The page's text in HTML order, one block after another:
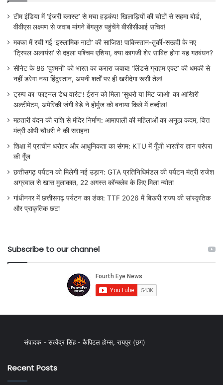
टीम इंडिया में ‘इंजरी ब्लास्ट’ से मचा हड़कंप! खिलाड़ियों की चोटों से सहमा बोर्ड,
वीवीएस लक्ष्मण से जवाब मांगने बेंगलुरु पहुंचेंगे बीसीसीआई सचिव!
मक्का में रची गई ‘इस्लामिक नाटो’ की साजिश! पाकिस्तान-तुर्की-सऊदी के नए
‘ट्रिपल अलायंस’ से दहला पश्चिम एशिया, क्या कागजी शेर साबित होगा यह गठबंधन?
सीनेट के 86 ‘दुश्मनों’ को भारत का करारा जवाब! ‘लिंडसे ग्राहम एक्ट’ की धमकी से
नहीं डरेगा नया हिंदुस्तान, अपनी शर्तों पर ही खरीदेगा रूसी तेल!
ट्रम्प का ‘फाइनल डेथ वारंट’! ईरान को मिला ‘सुधरो या मिट जाओ’ का आखिरी
अल्टीमेटम, अमेरिकी जंगी बेड़े ने होर्मुज को बनाया किले में तब्दील!
महतारी वंदन की राशि से मंदिर निर्माण: आमापाली की महिलाओं का अनूठा कदम, वित्त
मंत्री ओपी चौधरी ने की सराहना
शिक्षा में प्राचीन धरोहर और आधुनिकता का संगम: KTU में गूँजी भारतीय ज्ञान परंपरा
की गूँज
छत्तीसगढ़ पर्यटन को मिलेगी नई उड़ान: GTA प्रतिनिधिमंडल की पर्यटन मंत्री राजेश
अग्रवाल से खास मुलाकात, 22 अगस्त कॉन्क्लेव के लिए मिला न्योता
गांधीनगर में छत्तीसगढ़ पर्यटन का डंका: TTF 2026 में बिखरी राज्य की सांस्कृतिक
और प्राकृतिक छटा
Subscribe to our channel
संपादक - सत्येंद्र सिंह - कैपिटल होम्स, रायपुर (छग)
Recent Posts